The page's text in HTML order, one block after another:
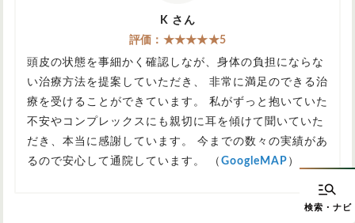
K さん
評価：★★★★★5
頭皮の状態を事細かく確認しなが、身体の負担にならな
い治療方法を提案していただき、 非常に満足のできる治
療を受けることができています。 私がずっと抱いていた
不安やコンプレックスにも親切に耳を傾けて聞いていた
だき、本当に感謝しています。 今までの数々の実績があ
るので安心して通院しています。 （ GoogleMAP ）